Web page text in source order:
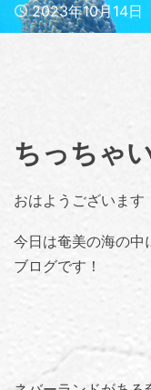
Published
2023年10月14日
ちっちゃ
おはようございます
今日は奄美の海の中
ブログです！